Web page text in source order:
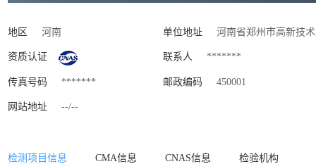
地区 河南 单位地址 河南省郑州市高新技
资质认证 联系人 *******
传真号码 ******* 邮政编码 450001
网站地址 --/--
检测项目信息 CMA信息 CNAS信息 检验机构